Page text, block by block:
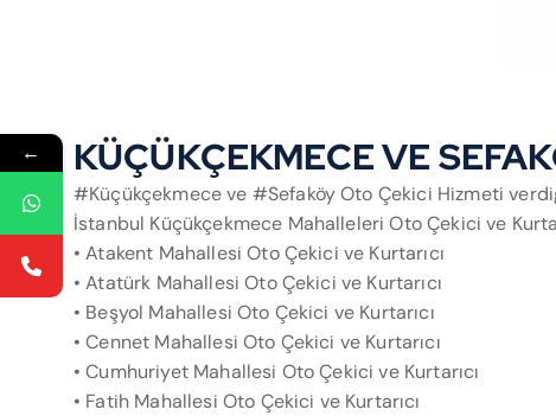
KÜÇÜKÇEKMECE VE
#Küçükçekmece ve #Sefaköy Oto Çekici Hizmeti
İstanbul Küçükçekmece Mahalleleri Oto Çekici ve
• Atakent Mahallesi Oto Çekici ve Kurtarıcı
• Atatürk Mahallesi Oto Çekici ve Kurtarıcı
• Beşyol Mahallesi Oto Çekici ve Kurtarıcı
• Cennet Mahallesi Oto Çekici ve Kurtarıcı
• Cumhuriyet Mahallesi Oto Çekici ve Kurtarıcı
• Fatih Mahallesi Oto Çekici ve Kurtarıcı
←